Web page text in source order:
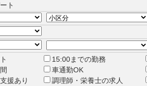
ト
15:00までの勤務
車通勤OK
援あり
調理師・栄養士の求人